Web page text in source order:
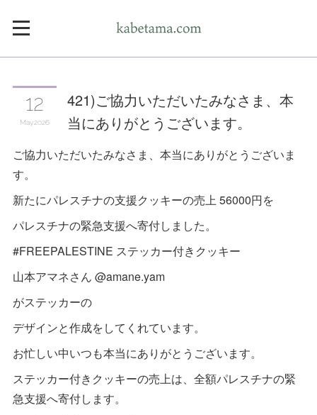
12
May 2026
421)ご協力いただいたみなさま、本
当にありがとうございます。
ご協力いただいたみなさま、本当にありがとうございま
す。
新たにパレスチナの支援クッキーの売上 56000円を
パレスチナの緊急支援へ寄付しました。
#FREEPALESTINE ステッカー付きクッキー
山本アマネさん @amane.yam
がステッカーの
デザインと作成をしてくれています。
お忙しい中いつも本当にありがとうございます。
ステッカー付きクッキーの売上は、全額パレスチナの緊
急支援へ寄付します。